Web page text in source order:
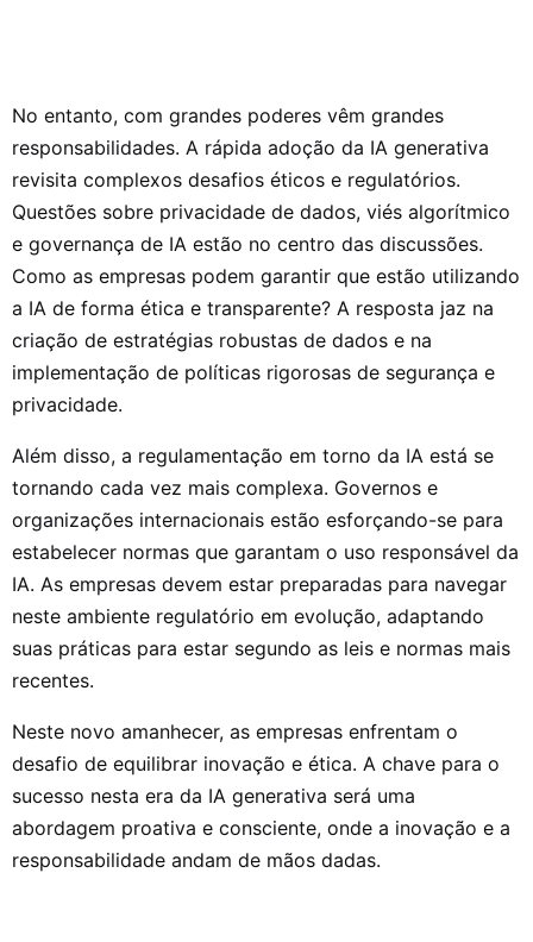
No entanto, com grandes poderes vêm grandes
responsabilidades. A rápida adoção da IA generativa
revisita complexos desafios éticos e regulatórios.
Questões sobre privacidade de dados, viés algorítmico
e governança de IA estão no centro das discussões.
Como as empresas podem garantir que estão utilizando
a IA de forma ética e transparente? A resposta jaz na
criação de estratégias robustas de dados e na
implementação de políticas rigorosas de segurança e
privacidade.
Além disso, a regulamentação em torno da IA está se
tornando cada vez mais complexa. Governos e
organizações internacionais estão esforçando-se para
estabelecer normas que garantam o uso responsável da
IA. As empresas devem estar preparadas para navegar
neste ambiente regulatório em evolução, adaptando
suas práticas para estar segundo as leis e normas mais
recentes.
Neste novo amanhecer, as empresas enfrentam o
desafio de equilibrar inovação e ética. A chave para o
sucesso nesta era da IA generativa será uma
abordagem proativa e consciente, onde a inovação e a
responsabilidade andam de mãos dadas.